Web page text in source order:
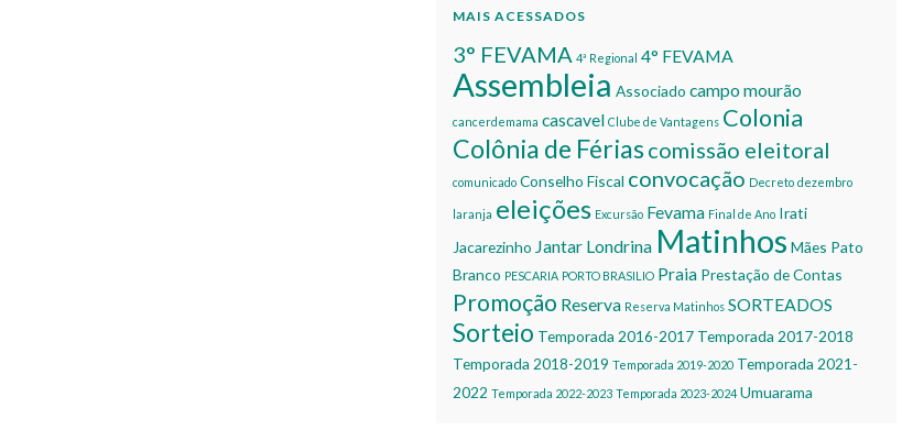
MAIS ACESSADOS
3° FEVAMA 4ª Regional 4° FEVAMA
Assembleia Associado campo mourão
cancerdemama cascavel Clube de Vantagens Colonia
Colônia de Fériascomissão eleitoral
comunicado Conselho Fiscal convocação Decreto dezembro
laranja eleições Excursão Fevama Final de Ano Irati
Jacarezinho Jantar Londrina Matinhos Mães Pato
Branco PESCARIA PORTO BRASILIO Praia Prestação de Contas
Promoção Reserva Reserva Matinhos SORTEADOS
Sorteio Temporada 2016-2017 Temporada 2017-2018
Temporada 2018-2019 Temporada 2019-2020 Temporada 2021-
2022 Temporada 2022-2023 Temporada 2023-2024 Umuarama